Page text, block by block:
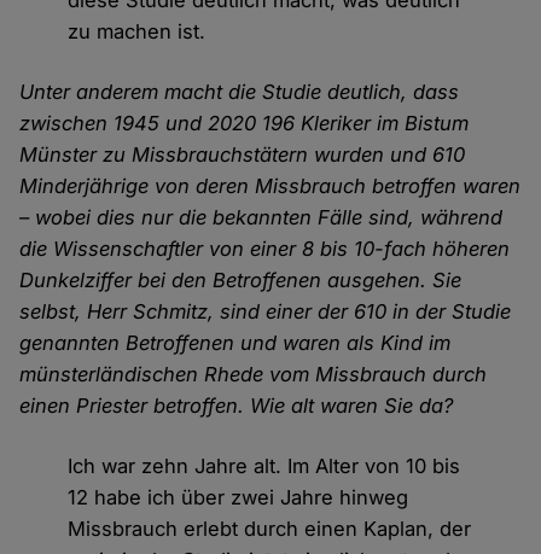
zu machen ist.
Unter anderem macht die Studie deutlich, dass
zwischen 1945 und 2020 196 Kleriker im Bistum
Münster zu Missbrauchstätern wurden und 610
Minderjährige von deren Missbrauch betroffen waren
– wobei dies nur die bekannten Fälle sind, während
die Wissenschaftler von einer 8 bis 10-fach höheren
Dunkelziffer bei den Betroffenen ausgehen. Sie
selbst, Herr Schmitz, sind einer der 610 in der Studie
genannten Betroffenen und waren als Kind im
münsterländischen Rhede vom Missbrauch durch
einen Priester betroffen. Wie alt waren Sie da?
Ich war zehn Jahre alt. Im Alter von 10 bis
12 habe ich über zwei Jahre hinweg
Missbrauch erlebt durch einen Kaplan, der